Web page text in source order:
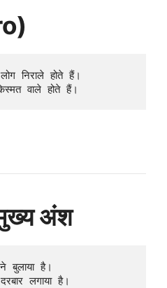
निराले होते हैं।
अंश
ने बुलाया है।
लगाया है।